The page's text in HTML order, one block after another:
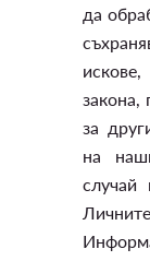
да
закона,
за
на
случай